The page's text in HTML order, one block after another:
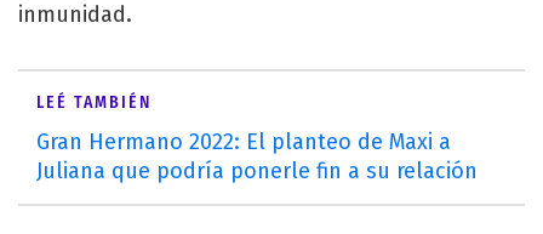
inmunidad.
LEÉ TAMBIÉN
Gran Hermano 2022: El planteo de Maxi a
Juliana que podría ponerle fin a su relación